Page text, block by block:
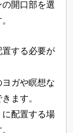
開口部を選
する必要が
ガや瞑想な
ます。
配置する場